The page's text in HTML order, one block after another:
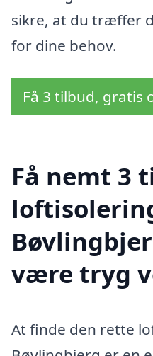
sikre, at du træffer
for dine behov.
Få 3 tilbud, gratis
Få nemt 3
være tryg
At finde den rette